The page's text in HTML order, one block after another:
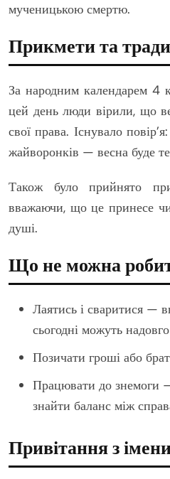
мученицькою смертю.
Прикмети та
За народним календарем
цей день люди вірили, що
свої права. Існувало
жайворонків — весна буде
Також було прийнято
вважаючи, що це принесе
душі.
Що не можна
Лаятись і сваритися —
сьогодні можуть
Позичати гроші або
Працювати до знемоги
знайти баланс між
Привітання з